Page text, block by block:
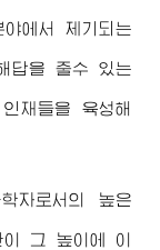
에서 제기되는
답을 줄수 있는
재들을 육성해
자로서의 높은
그 높이에 이